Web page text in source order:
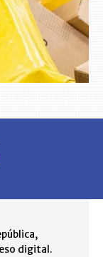
digital.